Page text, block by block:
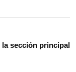
la sección principal